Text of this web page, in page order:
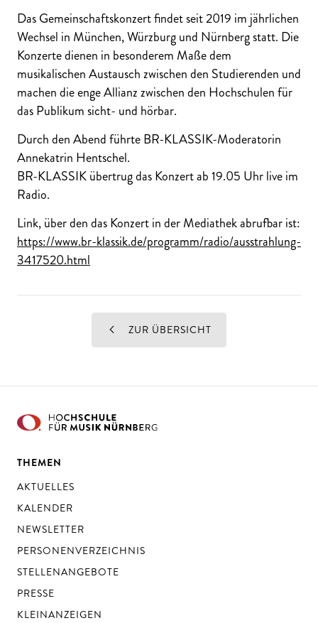
Das Gemeinschaftskonzert findet seit 2019 im jährlichen
Wechsel in München, Würzburg und Nürnberg statt. Die
Konzerte dienen in besonderem Maße dem
musikalischen Austausch zwischen den Studierenden und
machen die enge Allianz zwischen den Hochschulen für
das Publikum sicht- und hörbar.
Durch den Abend führte BR-KLASSIK-Moderatorin
Annekatrin Hentschel.
BR-KLASSIK übertrug das Konzert ab 19.05 Uhr live im
Radio.
Link, über den das Konzert in der Mediathek abrufbar ist:
https://www.br-klassik.de/programm/radio/ausstrahlung-
3417520.html
ZUR ÜBERSICHT
THEMEN
AKTUELLES
KALENDER
NEWSLETTER
PERSONENVERZEICHNIS
STELLENANGEBOTE
PRESSE
KLEINANZEIGEN